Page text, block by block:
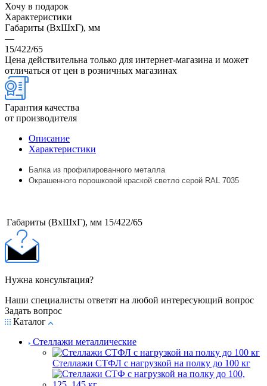
Хочу в подарок
Характеристики
Габариты (ВхШхГ), мм
—
15/422/65
Цена действительна только для интернет-магазина и может
отличаться от цен в розничных магазинах
Гарантия качества
от производителя
Описание
Характеристики
Балка из профилированного металла
Окрашенного порошковой краской светло серой RAL 7035
Габариты (ВхШхГ), мм 15/422/65
Нужна консультация?
Наши специалисты ответят на любой интересующий вопрос
Задать вопрос
Каталог
Стеллажи металлические
Стеллажи СТФЛ с нагрузкой на полку до 100 кг